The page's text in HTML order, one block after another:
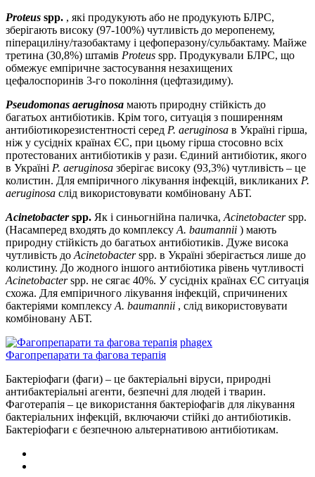
Proteus spp. , які продукують або не продукують БЛРС,
зберігають високу (97-100%) чутливість до меропенему,
піперациліну/тазобактаму і цефоперазону/сульбактаму. Майже
третина (30,8%) штамів Proteus spp. Продукували БЛРС, що
обмежує емпіричне застосування незахищених
цефалоспоринів 3-го покоління (цефтазидиму).
Pseudomonas aeruginosa мають природну стійкість до
багатьох антибіотиків. Крім того, ситуація з поширенням
антибіотикорезистентності серед P. aeruginosa в Україні гірша,
ніж у сусідніх країнах ЄС, при цьому гірша стосовно всіх
протестованих антибіотиків у рази. Єдиний антибіотик, якого
в Україні P. aeruginosa зберігає високу (93,3%) чутливість – це
колистин. Для емпіричного лікування інфекцій, викликаних P.
aeruginosa слід використовувати комбіновану АБТ.
Acinetobacterspp. Як і синьогнійна паличка, Acinetobacterspp.
(Насамперед входять до комплексу A. baumannii ) мають
природну стійкість до багатьох антибіотиків. Дуже висока
чутливість до Acinetobacterspp. в Україні зберігається лише до
колистину. До жодного іншого антибіотика рівень чутливості
Acinetobacterspp. не сягає 40%. У сусідніх країнах ЄС ситуація
схожа. Для емпіричного лікування інфекцій, спричинених
бактеріями комплексу A. baumannii , слід використовувати
комбіновану АБТ.
phagex
Фагопрепарати та фагова терапія
Бактеріофаги (фаги) – це бактеріальні віруси, природні
антибактеріальні агенти, безпечні для людей і тварин.
Фаготерапія – це використання бактеріофагів для лікування
бактеріальних інфекцій, включаючи стійкі до антибіотиків.
Бактеріофаги є безпечною альтернативою антибіотикам.